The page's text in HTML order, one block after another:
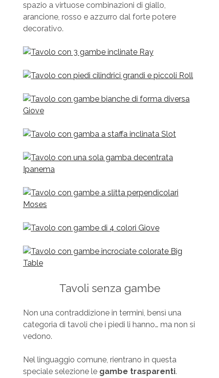
spazio a virtuose combinazioni di giallo,
arancione, rosso e azzurro dal forte potere
decorativo.
Tavoli senza gambe
Non una contraddizione in termini, bensì una
categoria di tavoli che i piedi li hanno… ma non si
vedono.
Nel linguaggio comune, rientrano in questa
speciale selezione le gambe trasparenti.